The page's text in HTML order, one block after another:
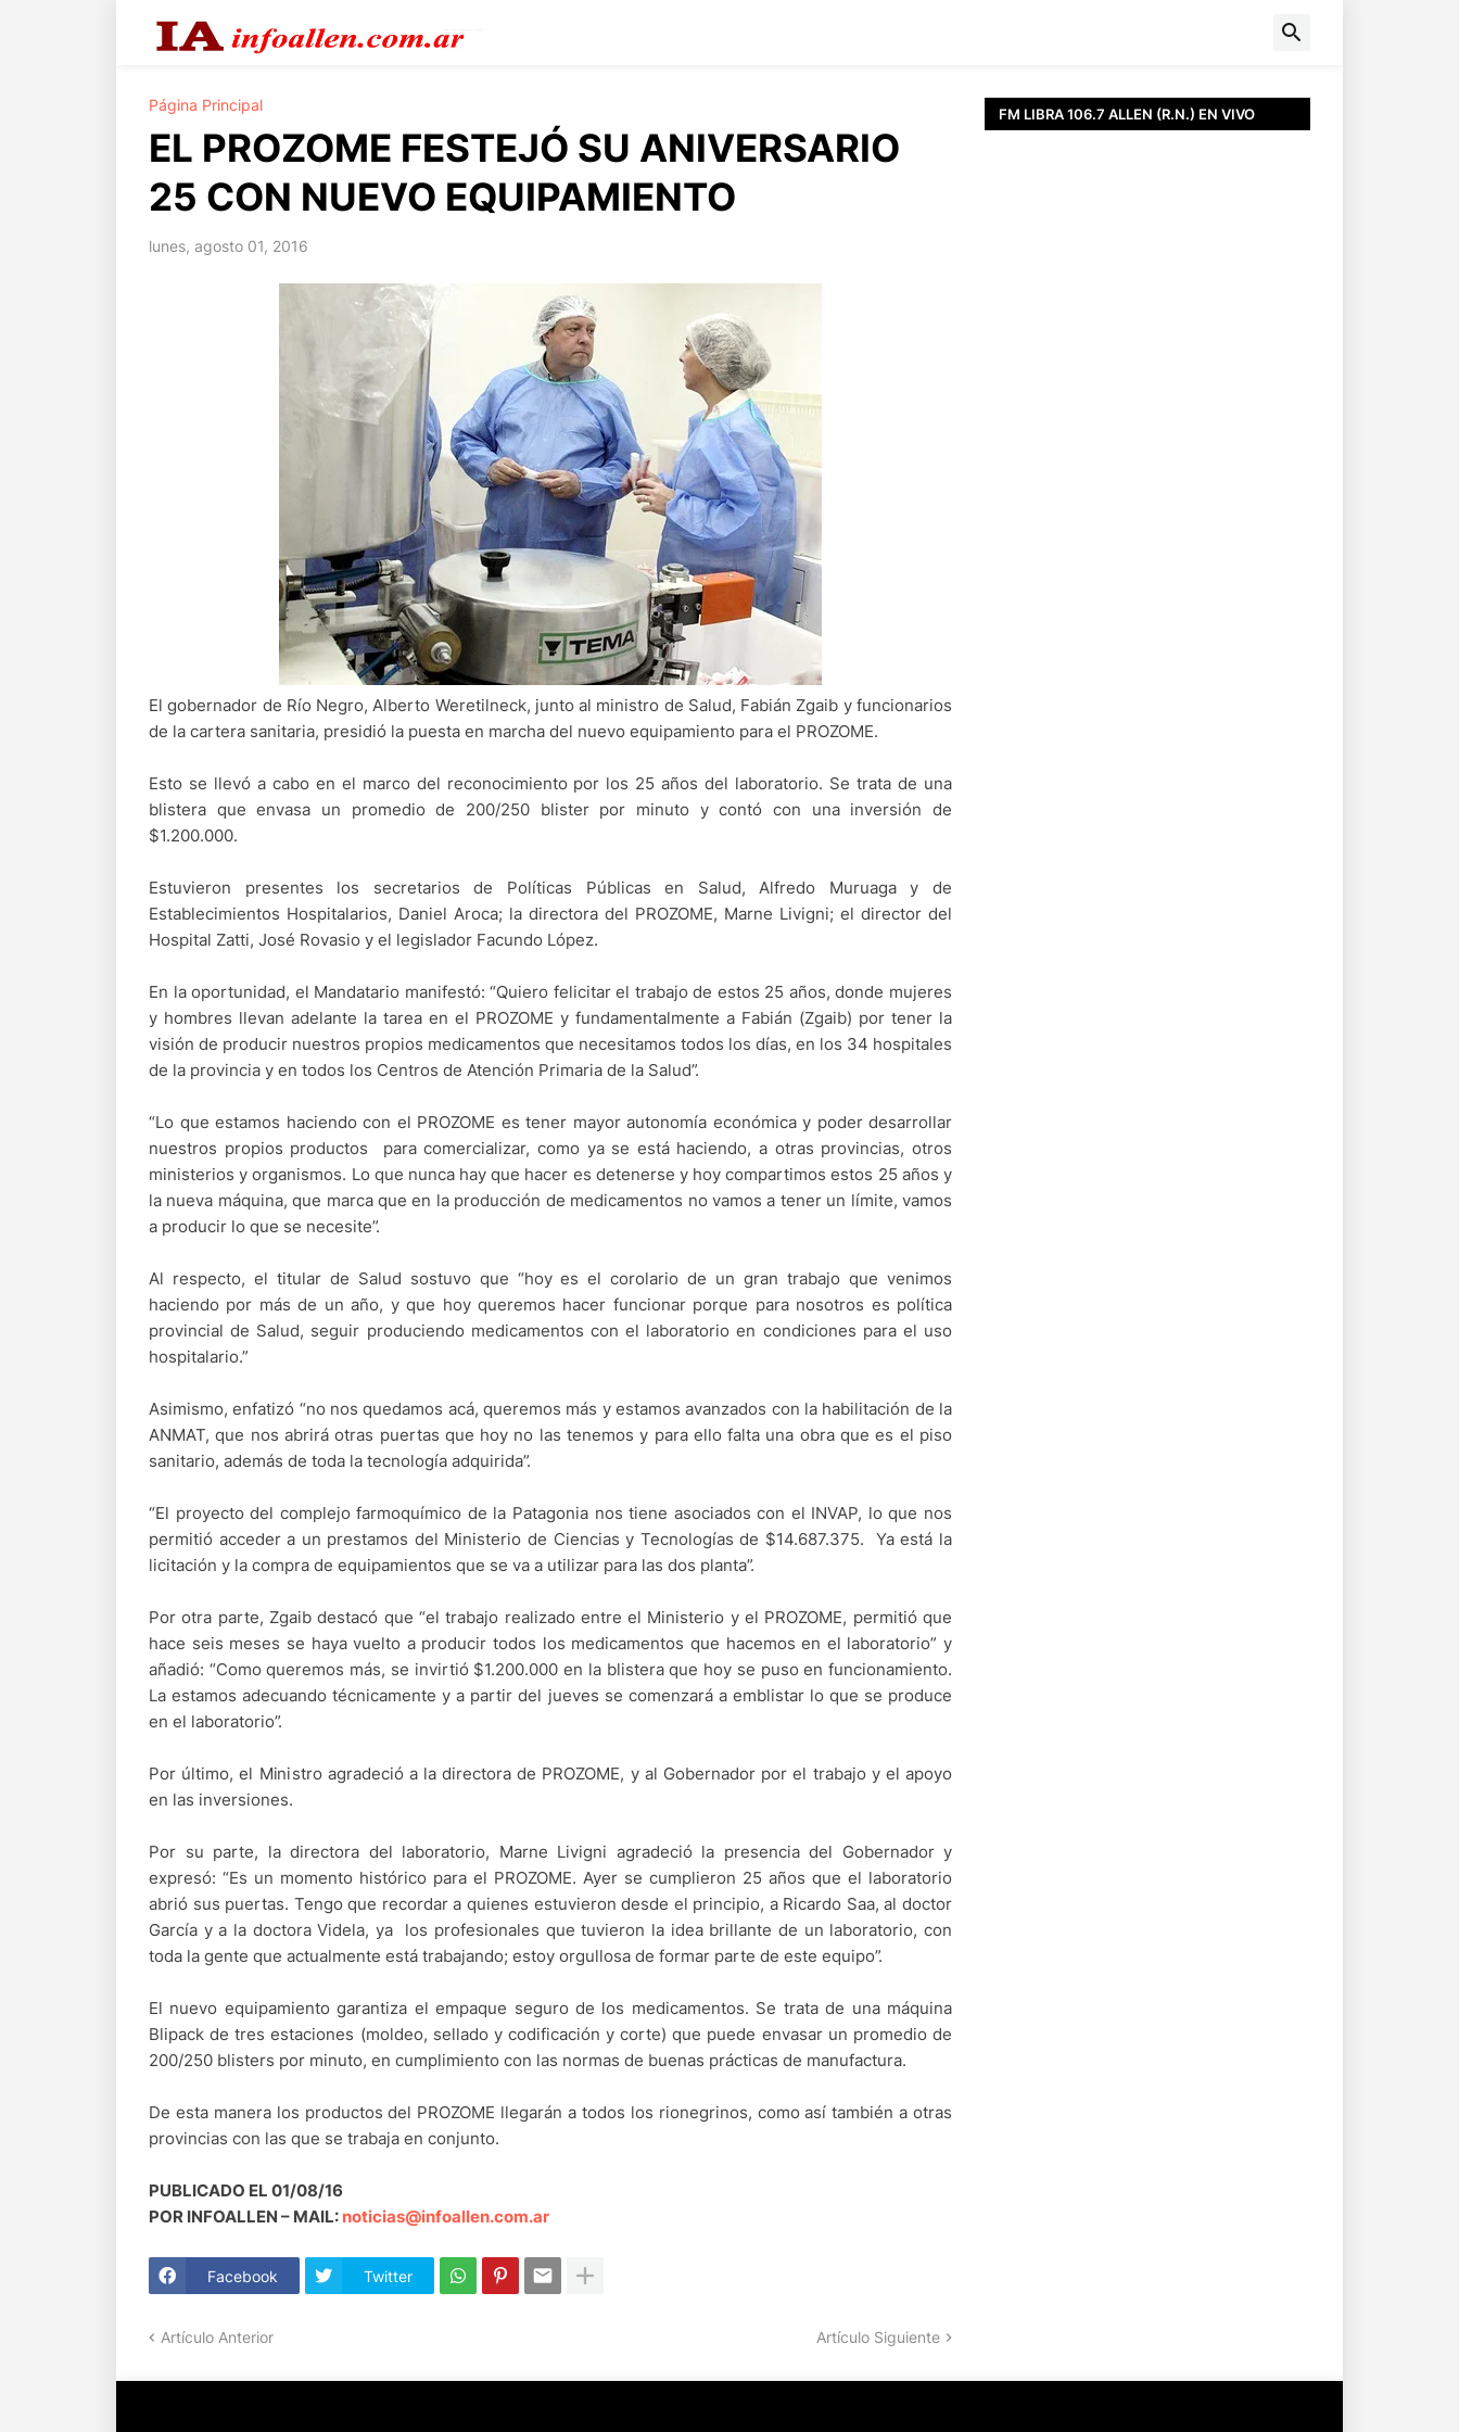
Página Principal
EL PROZOME FESTEJÓ SU ANIVERSARIO
25 CON NUEVO EQUIPAMIENTO
lunes, agosto 01, 2016
El gobernador de Río Negro, Alberto Weretilneck, junto al ministro de Salud, Fabián Zgaib y funcionarios
de la cartera sanitaria, presidió la puesta en marcha del nuevo equipamiento para el PROZOME.
Esto se llevó a cabo en el marco del reconocimiento por los 25 años del laboratorio. Se trata de una
blistera que envasa un promedio de 200/250 blister por minuto y contó con una inversión de
$1.200.000.
Estuvieron presentes los secretarios de Políticas Públicas en Salud, Alfredo Muruaga y de
Establecimientos Hospitalarios, Daniel Aroca; la directora del PROZOME, Marne Livigni; el director del
Hospital Zatti, José Rovasio y el legislador Facundo López.
En la oportunidad, el Mandatario manifestó: “Quiero felicitar el trabajo de estos 25 años, donde mujeres
y hombres llevan adelante la tarea en el PROZOME y fundamentalmente a Fabián (Zgaib) por tener la
visión de producir nuestros propios medicamentos que necesitamos todos los días, en los 34 hospitales
de la provincia y en todos los Centros de Atención Primaria de la Salud”.
“Lo que estamos haciendo con el PROZOME es tener mayor autonomía económica y poder desarrollar
nuestros propios productos para comercializar, como ya se está haciendo, a otras provincias, otros
ministerios y organismos. Lo que nunca hay que hacer es detenerse y hoy compartimos estos 25 años y
la nueva máquina, que marca que en la producción de medicamentos no vamos a tener un límite, vamos
a producir lo que se necesite”.
Al respecto, el titular de Salud sostuvo que “hoy es el corolario de un gran trabajo que venimos
haciendo por más de un año, y que hoy queremos hacer funcionar porque para nosotros es política
provincial de Salud, seguir produciendo medicamentos con el laboratorio en condiciones para el uso
hospitalario.”
Asimismo, enfatizó “no nos quedamos acá, queremos más y estamos avanzados con la habilitación de la
ANMAT, que nos abrirá otras puertas que hoy no las tenemos y para ello falta una obra que es el piso
sanitario, además de toda la tecnología adquirida”.
“El proyecto del complejo farmoquímico de la Patagonia nos tiene asociados con el INVAP, lo que nos
permitió acceder a un prestamos del Ministerio de Ciencias y Tecnologías de $14.687.375. Ya está la
licitación y la compra de equipamientos que se va a utilizar para las dos planta”.
Por otra parte, Zgaib destacó que “el trabajo realizado entre el Ministerio y el PROZOME, permitió que
hace seis meses se haya vuelto a producir todos los medicamentos que hacemos en el laboratorio” y
añadió: “Como queremos más, se invirtió $1.200.000 en la blistera que hoy se puso en funcionamiento.
La estamos adecuando técnicamente y a partir del jueves se comenzará a emblistar lo que se produce
en el laboratorio”.
Por último, el Ministro agradeció a la directora de PROZOME, y al Gobernador por el trabajo y el apoyo
en las inversiones.
Por su parte, la directora del laboratorio, Marne Livigni agradeció la presencia del Gobernador y
expresó: “Es un momento histórico para el PROZOME. Ayer se cumplieron 25 años que el laboratorio
abrió sus puertas. Tengo que recordar a quienes estuvieron desde el principio, a Ricardo Saa, al doctor
García y a la doctora Videla, ya los profesionales que tuvieron la idea brillante de un laboratorio, con
toda la gente que actualmente está trabajando; estoy orgullosa de formar parte de este equipo”.
El nuevo equipamiento garantiza el empaque seguro de los medicamentos. Se trata de una máquina
Blipack de tres estaciones (moldeo, sellado y codificación y corte) que puede envasar un promedio de
200/250 blisters por minuto, en cumplimiento con las normas de buenas prácticas de manufactura.
De esta manera los productos del PROZOME llegarán a todos los rionegrinos, como así también a otras
provincias con las que se trabaja en conjunto.
PUBLICADO EL 01/08/16
POR INFOALLEN – MAIL: noticias@infoallen.com.ar
Facebook Twitter
Artículo Anterior Artículo Siguiente
FM LIBRA 106.7 ALLEN (R.N.) EN VIVO